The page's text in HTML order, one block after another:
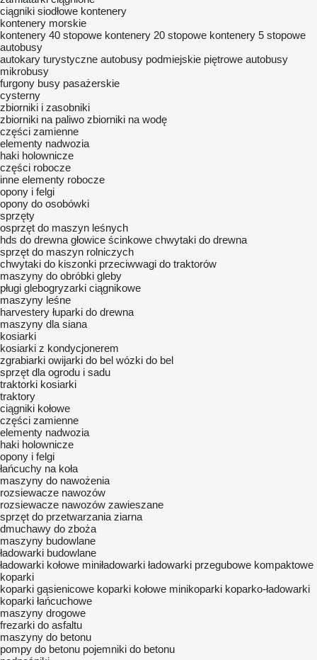
ciągniki siodłowe kontenery
kontenery morskie
kontenery 40 stopowe kontenery 20 stopowe kontenery 5 stopowe
autobusy
autokary turystyczne autobusy podmiejskie piętrowe autobusy
mikrobusy
furgony busy pasażerskie
cysterny
zbiorniki i zasobniki
zbiorniki na paliwo zbiorniki na wodę
części zamienne
elementy nadwozia
haki holownicze
części robocze
inne elementy robocze
opony i felgi
opony do osobówki
sprzęty
osprzęt do maszyn leśnych
hds do drewna głowice ścinkowe chwytaki do drewna
sprzęt do maszyn rolniczych
chwytaki do kiszonki przeciwwagi do traktorów
maszyny do obróbki gleby
pługi glebogryzarki ciągnikowe
maszyny leśne
harvestery łuparki do drewna
maszyny dla siana
kosiarki
kosiarki z kondycjonerem
zgrabiarki owijarki do bel wózki do bel
sprzęt dla ogrodu i sadu
traktorki kosiarki
traktory
ciągniki kołowe
części zamienne
elementy nadwozia
haki holownicze
opony i felgi
łańcuchy na koła
maszyny do nawożenia
rozsiewacze nawozów
rozsiewacze nawozów zawieszane
sprzęt do przetwarzania ziarna
dmuchawy do zboża
maszyny budowlane
ładowarki budowlane
ładowarki kołowe miniładowarki ładowarki przegubowe kompaktowe
koparki
koparki gąsienicowe koparki kołowe minikoparki koparko-ładowarki
koparki łańcuchowe
maszyny drogowe
frezarki do asfaltu
maszyny do betonu
pompy do betonu pojemniki do betonu